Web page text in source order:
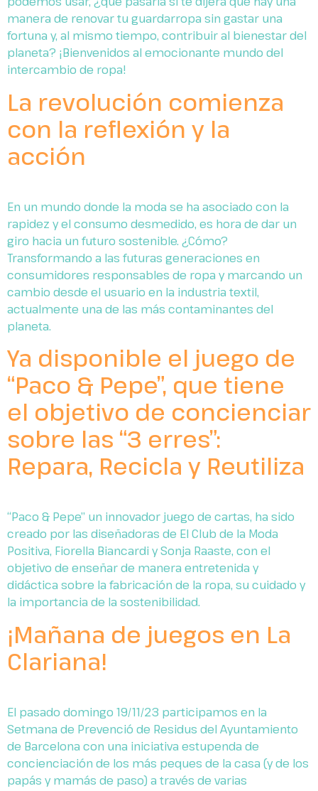
manera de renovar tu guardarropa sin gastar una
fortuna y, al mismo tiempo, contribuir al bienestar del
planeta? ¡Bienvenidos al emocionante mundo del
intercambio de ropa!
La revolución comienza
con la reflexión y la
acción
En un mundo donde la moda se ha asociado con la
rapidez y el consumo desmedido, es hora de dar un
giro hacia un futuro sostenible. ¿Cómo?
Transformando a las futuras generaciones en
consumidores responsables de ropa y marcando un
cambio desde el usuario en la industria textil,
actualmente una de las más contaminantes del
planeta.
Ya disponible el juego de
“Paco & Pepe”, que tiene
el objetivo de concienciar
sobre las “3 erres”:
Repara, Recicla y Reutiliza
“Paco & Pepe” un innovador juego de cartas, ha sido
creado por las diseñadoras de El Club de la Moda
Positiva, Fiorella Biancardi y Sonja Raaste, con el
objetivo de enseñar de manera entretenida y
didáctica sobre la fabricación de la ropa, su cuidado y
la importancia de la sostenibilidad.
¡Mañana de juegos en La
Clariana!
El pasado domingo 19/11/23 participamos en la
Setmana de Prevenció de Residus del Ayuntamiento
de Barcelona con una iniciativa estupenda de
concienciación de los más peques de la casa (y de los
papás y mamás de paso) a través de varias